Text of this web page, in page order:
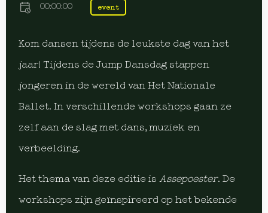
00:00:00 event
Kom dansen tijdens de leukste dag van het
jaar! Tijdens de Jump Dansdag stappen
jongeren in de wereld van Het Nationale
Ballet. In verschillende workshops gaan ze
zelf aan de slag met dans, muziek en
verbeelding.
Het thema van deze editie is Assepoester. De
workshops zijn geïnspireerd op het bekende